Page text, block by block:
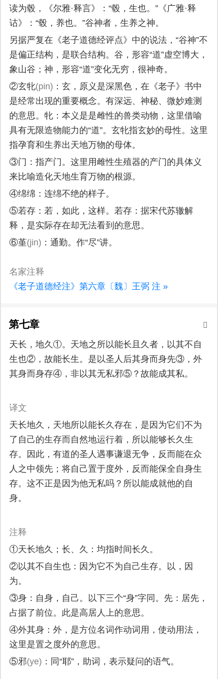
读为毂，《尔雅·释言》：“毂，生也。”《广雅·释
诂》：“毂，养也。”谷神者，生养之神。
另据严复在《老子道德经评点》中的说法，“谷神”不
是偏正结构，是联合结构。谷，形容“道”虚空博大，
象山谷；神，形容“道”变化无穷，很神奇。
②玄牝(pin) ：玄，原义是深黑色，在《老子》书中
是经常出现的重要概念。有深远、神秘、微妙难测
的意思。牝：本义是是雌性的兽类动物，这里借喻
具有无限造物能力的“道”。玄牝指玄妙的母性。这里
指孕育和生养出天地万物的母体。
③门：指产门。这里用雌性生殖器的产门的具体义
来比喻造化天地生育万物的根源。
④绵绵：连绵不绝的样子。
⑤若存：若，如此，这样。若存：据宋代苏辙解
释，是实际存在却无法看到的意思。
⑥堇(jin) ：通勤。作“尽”讲。
名家注释
《老子道德经注》第六章〔魏〕王弼 注 »
第七章
天长，地久①。天地之所以能长且久者，以其不自
生也②，故能长生。是以圣人后其身而身先③，外
其身而身存④，非以其无私邪⑤？故能成其私。
译文
天长地久，天地所以能长久存在，是因为它们不为
了自己的生存而自然地运行着，所以能够长久生
存。因此，有道的圣人遇事谦退无争，反而能在众
人之中领先；将自己置于度外，反而能保全自身生
存。这不正是因为他无私吗？所以能成就他的自
身。
注释
①天长地久；长、久：均指时间长久。
②以其不自生也：因为它不为自己生存。以，因
为。
③身：自身，自己。以下三个“身”字同。先：居先，
占据了前位。此是高居人上的意思。
④外其身：外，是方位名词作动词用，使动用法，
这里是置之度外的意思。
⑤邪(ye) ：同“耶”，助词，表示疑问的语气。